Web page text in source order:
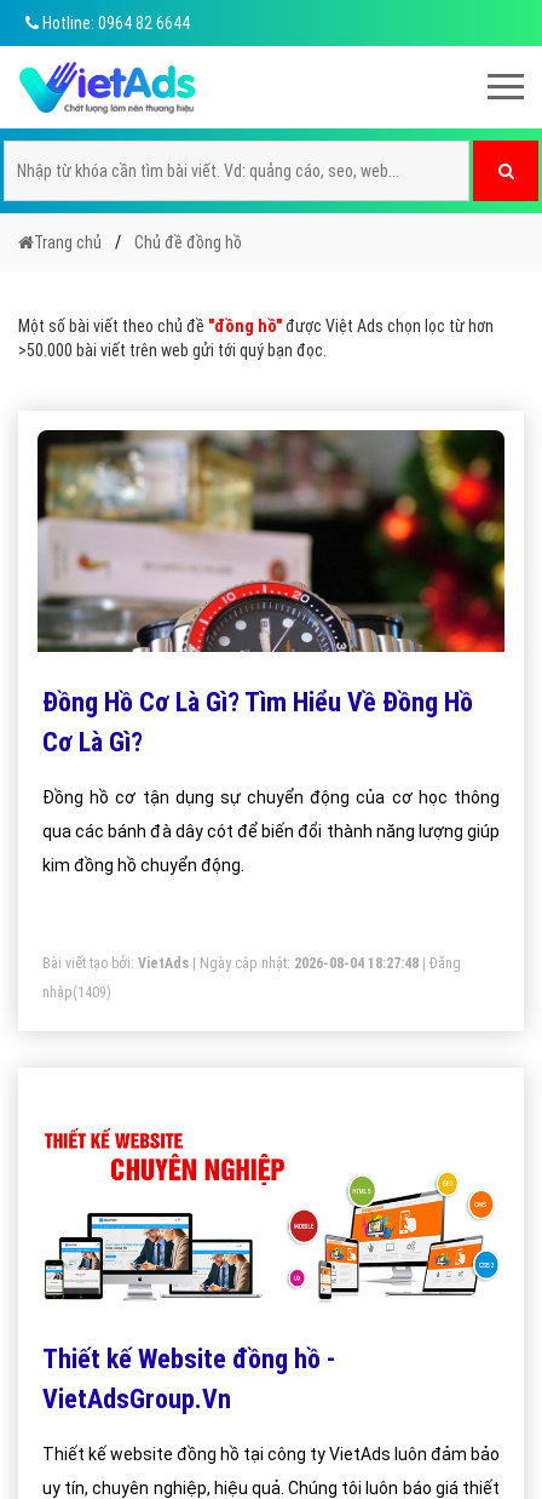
Hotline: 0964 82 6644
Trang chủ Chủ đề đồng hồ
Một số bài viết theo chủ đề "đồng hồ"được Việt Ads chọn lọc từ hơn
>50.000 bài viết trên web gửi tới quý bạn đọc.
Đồng Hồ Cơ Là Gì? Tìm Hiểu Về Đồng Hồ
Cơ Là Gì?
Đồng hồ cơ tận dụng sự chuyển động của cơ học thông
qua các bánh đà dây cót để biến đổi thành năng lượng giúp
kim đồng hồ chuyển động.
Bài viết tạo bởi: VietAds | Ngày cập nhật: 2026-08-04 18:27:48
Đăng
nhập(1409)
Thiết kế Website đồng hồ -
VietAdsGroup.Vn
Thiết kế website đồng hồ tại công ty VietAds luôn đảm bảo
uy tín, chuyên nghiệp, hiệu quả. Chúng tôi luôn báo giá thiết